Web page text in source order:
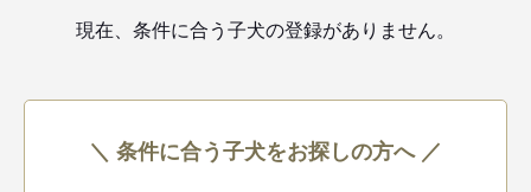
現在、条件に合う子犬の登録がありません。
＼ 条件に合う子犬をお探しの方へ ／